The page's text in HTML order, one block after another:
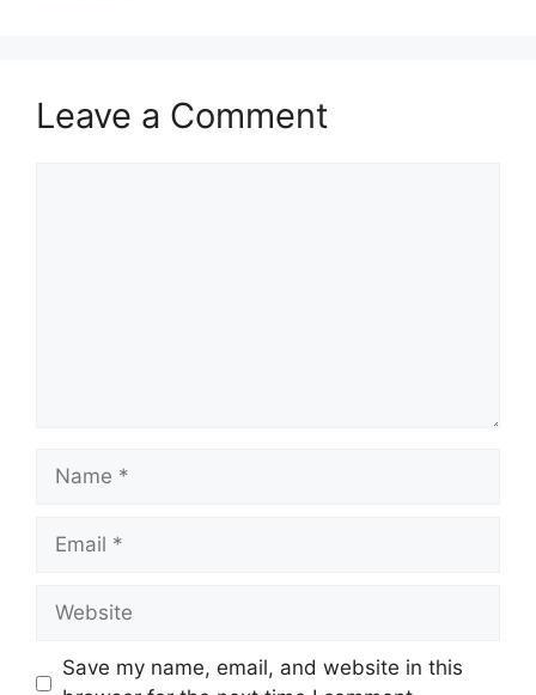
Leave a Comment
Name
Email
Website
Save my name, email, and website in this